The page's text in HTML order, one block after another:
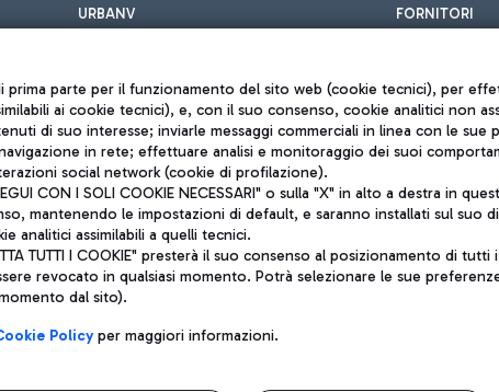
URBANV FORNITORI
direzione e coordinamento di Mundys S.p.A.
13032990155 P. IVA 06572251004
Fiumicino (RM) telefono +39 06 65951
Note legali
Mappa sito
Accessibilità
prima parte per il funzionamento del sito web (cookie tecnici), per
ai cookie tecnici), e, con il suo consenso, cookie analitici non
di suo interesse; inviarle messaggi commerciali in linea con le
in rete; effettuare analisi e monitoraggio dei suoi
social network (cookie di profilazione).
CON I SOLI COOKIE NECESSARI" o sulla "X" in alto a destra in
mantenendo le impostazioni di default, e saranno installati sul suo
analitici assimilabili a quelli tecnici.
TUTTI I COOKIE" presterà il suo consenso al posizionamento di
revocato in qualsiasi momento. Potrà selezionare le sue
dal sito).
Policyper maggiori informazioni.